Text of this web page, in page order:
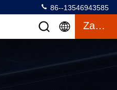
86--13546943585
Zacytować